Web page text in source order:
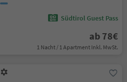
Südtirol Guest Pass
ab 78€
1 Nacht / 1 Apartment Inkl. MwSt.